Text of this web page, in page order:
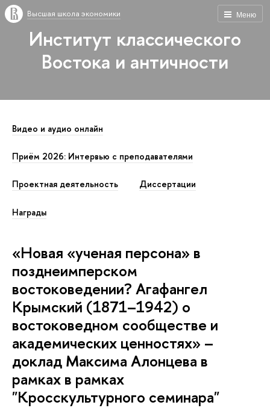
Меню
Высшая школа экономики
Институт классического
Востока и античности
Видео и аудио онлайн
Приём 2026: Интервью с преподавателями
Проектная деятельность Диссертации
Награды
«Новая «ученая персона» в
позднеимперском
востоковедении? Агафангел
Крымский (1871–1942) о
востоковедном сообществе и
академических ценностях» –
доклад Максима Алонцева в
рамках в рамках
"Кросскультурного семинара"